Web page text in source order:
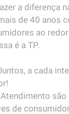
a diferença
de 40 anos
ao
é a TP.
a cada
de